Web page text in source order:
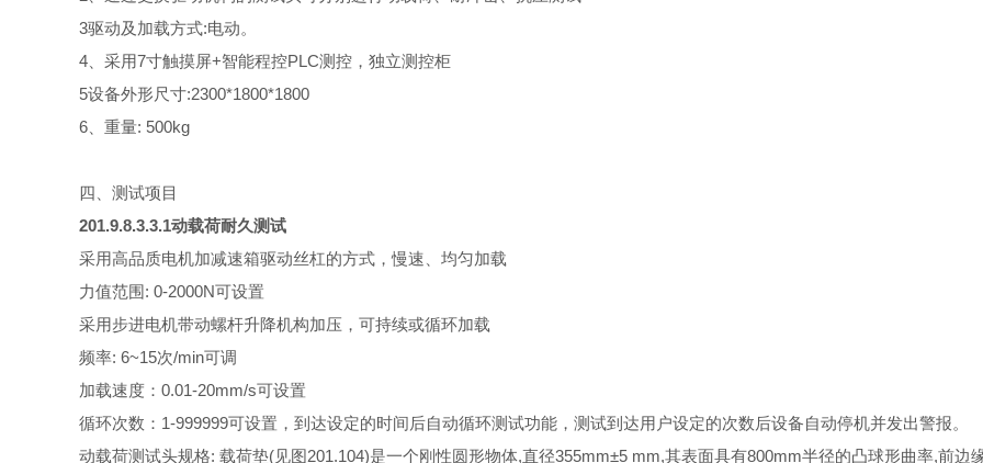
3驱动及加载方式:电动。
4 、采用7寸触摸屏+智能程控PLC测控，独立测控柜
5设备外形尺寸:2300*1800*1800
6 、重量: 500kg
四、测试项目
201.9.8.3.3.1动载荷耐久测试
采用高品质电机加减速箱驱动丝杠的方式，慢速、均匀加载
力值范围: 0-2000N可设置
采用步进电机带动螺杆升降机构加压 ，可持续或循环加载
频率: 6~15次/min可调
加载速度： 0.01-20mm/s可设置
循环次数： 1-999999可设置， 到达设定的时间后自动循环测试功能，测试到达用户设定的次数后设备自动停机并发出警报。
动载荷测试头规格: 载荷垫(见图201.104)是一个刚性圆形物体,直径355mm±5 mm,其表面具有800mm半径的凸球形曲率,前边